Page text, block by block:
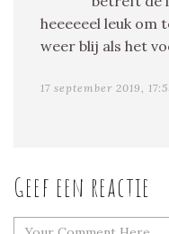
heeeeeel leuk om
weer blij als het
17 september 2019,
Geef een reactie